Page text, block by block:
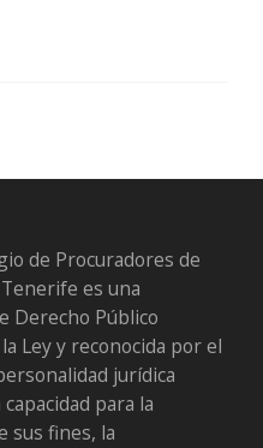
de Procuradores de
es una
Derecho Público
Ley y reconocida por el
jurídica
para la
sus fines, la